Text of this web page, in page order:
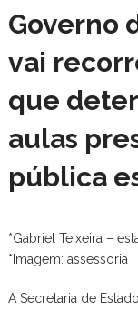
Governo
vai
que
aulas
pública
*Gabriel Teixeira –
*Imagem: assessoria
A Secretaria de